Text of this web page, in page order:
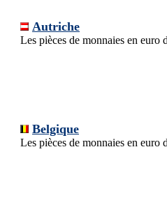
Autriche
Les pièces de monnaies en euro
Belgique
Les pièces de monnaies en euro